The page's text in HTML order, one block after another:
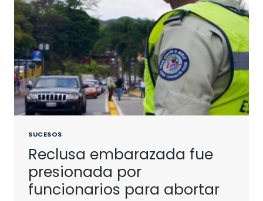
SUCESOS
Reclusa embarazada fue
presionada por
funcionarios para abortar